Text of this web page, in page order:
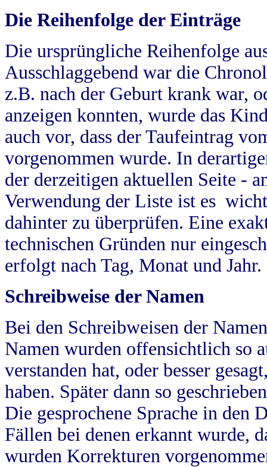
Die Reihenfolge der Einträge
Die ursprüngliche Reihenfolge
Ausschlaggebend war die
z.B. nach der Geburt krank war,
anzeigen konnten, wurde das
auch vor, dass der Taufeintrag
vorgenommen wurde. In
der derzeitigen aktuellen Seite -
Verwendung der Liste ist es
dahinter zu überprüfen. Eine
technischen Gründen nur
erfolgt nach Tag, Monat und Jahr.
Schreibweise der Namen
Bei den Schreibweisen der
Namen wurden offensichtlich so
verstanden hat, oder besser
haben. Später dann so
Die gesprochene Sprache in
Fällen bei denen erkannt wurde,
wurden Korrekturen